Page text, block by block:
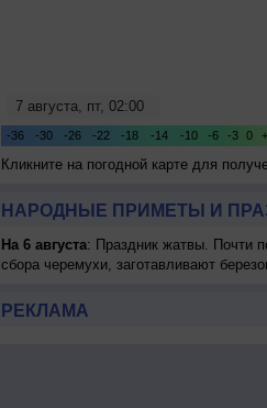
Кликните на погодной карте для
НАРОДНЫЕ ПРИМЕТЫ И
На 6 августа: Праздник жатвы. Почти
сбора черемухи, заготавливают
РЕКЛАМА